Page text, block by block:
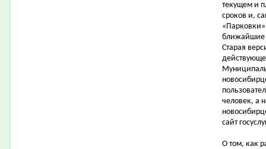
текущем и
сроков и,
ближайшие
Старая
человек, а
сайт
О том, как